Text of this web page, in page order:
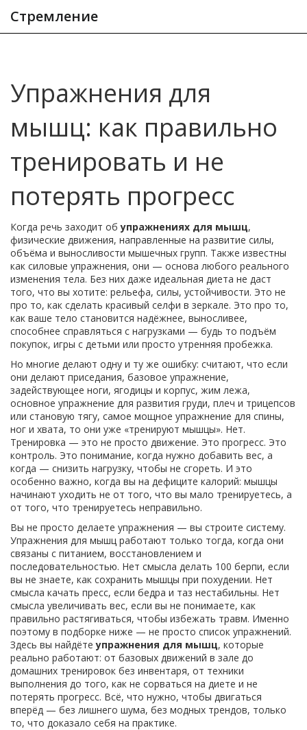
Стремление
Упражнения для
мышц: как правильно
тренировать и не
потерять прогресс
Когда речь заходит обупражнениях для мышц,
физические движения, направленные на развитие силы,
объёма и выносливости мышечных групп. Также известны
как силовые упражнения, они — основа любого реального
изменения тела. Без них даже идеальная диета не даст
того, что вы хотите: рельефа, силы, устойчивости. Это не
про то, как сделать красивый селфи в зеркале. Это про то,
как ваше тело становится надёжнее, выносливее,
способнее справляться с нагрузками — будь то подъём
покупок, игры с детьми или просто утренняя пробежка.
Но многие делают одну и ту же ошибку: считают, что если
они делают приседания, базовое упражнение,
задействующее ноги, ягодицы и корпус, жим лежа,
основное упражнение для развития груди, плеч и трицепсов
или становую тягу, самое мощное упражнение для спины,
ног и хвата, то они уже «тренируют мышцы». Нет.
Тренировка — это не просто движение. Это прогресс. Это
контроль. Это понимание, когда нужно добавить вес, а
когда — снизить нагрузку, чтобы не сгореть. И это
особенно важно, когда вы на дефиците калорий: мышцы
начинают уходить не от того, что вы мало тренируетесь, а
от того, что тренируетесь неправильно.
Вы не просто делаете упражнения — вы строите систему.
Упражнения для мышц работают только тогда, когда они
связаны с питанием, восстановлением и
последовательностью. Нет смысла делать 100 берпи, если
вы не знаете, как сохранить мышцы при похудении. Нет
смысла качать пресс, если бедра и таз нестабильны. Нет
смысла увеличивать вес, если вы не понимаете, как
правильно растягиваться, чтобы избежать травм. Именно
поэтому в подборке ниже — не просто список упражнений.
Здесь вы найдётеупражнения для мышц, которые
реально работают: от базовых движений в зале до
домашних тренировок без инвентаря, от техники
выполнения до того, как не сорваться на диете и не
потерять прогресс. Всё, что нужно, чтобы двигаться
вперёд — без лишнего шума, без модных трендов, только
то, что доказало себя на практике.